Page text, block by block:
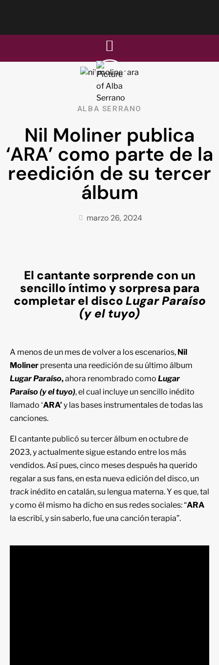
ALBA SERRANO
Nil Moliner publica
‘ARA’ como parte de la
reedición de su tercer
álbum
marzo 26, 2024
El cantante sorprende con un
sencillo íntimo y sorpresa para
completar el discoLugar Paraíso
(y el tuyo)
A menos de un mes de volver a los escenarios, Nil
Moliner presenta una reedición de su último álbum
Lugar Paraíso,ahora renombrado como Lugar
Paraíso (y el tuyo), el cual incluye un sencillo inédito
llamado ‘ARA’y las bases instrumentales de todas las
canciones.
El cantante publicó su tercer álbum en octubre de
2023, y actualmente sigue estando entre los más
vendidos. Así pues, cinco meses después ha querido
regalar a sus fans, en esta nueva edición del disco, un
track inédito en catalán, su lengua materna. Y es que, tal
y como él mismo ha dicho en sus redes sociales: “ARA
la escribí, y sin saberlo, fue una canción terapia”.